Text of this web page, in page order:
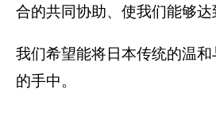
合的共同协助、使我们能够达
我们希望能将日本传统的温
的手中。